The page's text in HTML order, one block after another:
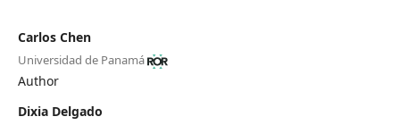
Carlos Chen
Universidad de Panamá
Author
Dixia Delgado